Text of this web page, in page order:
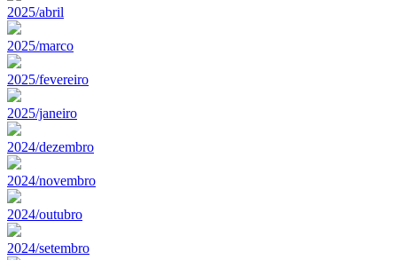
2025/abril
2025/marco
2025/fevereiro
2025/janeiro
2024/dezembro
2024/novembro
2024/outubro
2024/setembro